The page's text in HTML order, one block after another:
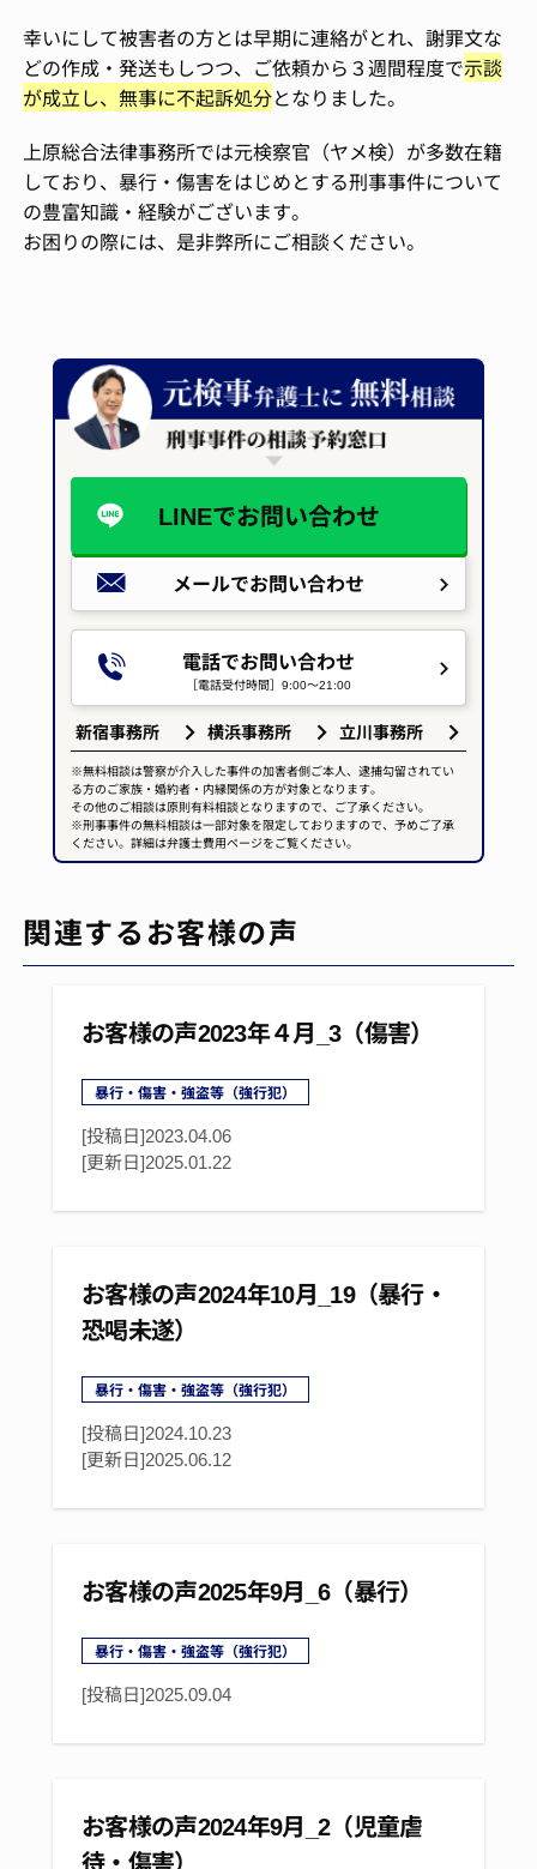
幸いにして被害者の方とは早期に連絡がとれ、謝罪文な
どの作成・発送もしつつ、ご依頼から３週間程度で示談
が成立し、無事に不起訴処分となりました。
上原総合法律事務所では元検察官（ヤメ検）が多数在籍
しており、暴行・傷害をはじめとする刑事事件について
の豊富知識・経験がございます。
お困りの際には、是非弊所にご相談ください。
電話でお問い合わせ
［電話受付時間］9:00～21:00
メールでお問い合わせ
LINEでお問い合わせ
新宿事務所 横浜事務所 立川事務所
※無料相談は警察が介入した事件の加害者側ご本人、逮捕勾留されてい
る方のご家族・婚約者・内縁関係の方が対象となります。
その他のご相談は原則有料相談となりますので、ご了承ください。
※刑事事件の無料相談は一部対象を限定しておりますので、予めご了承
ください。詳細は弁護士費用ページをご覧ください。
関連するお客様の声
お客様の声2023年４月_3（傷害）
暴行・傷害・強盗等（強行犯）
[投稿日]2023.04.06
[更新日]2025.01.22
お客様の声2024年10月_19（暴行・
恐喝未遂）
暴行・傷害・強盗等（強行犯）
[投稿日]2024.10.23
[更新日]2025.06.12
お客様の声2025年9月_6（暴行）
暴行・傷害・強盗等（強行犯）
[投稿日]2025.09.04
お客様の声2024年9月_2（児童虐
待・傷害）